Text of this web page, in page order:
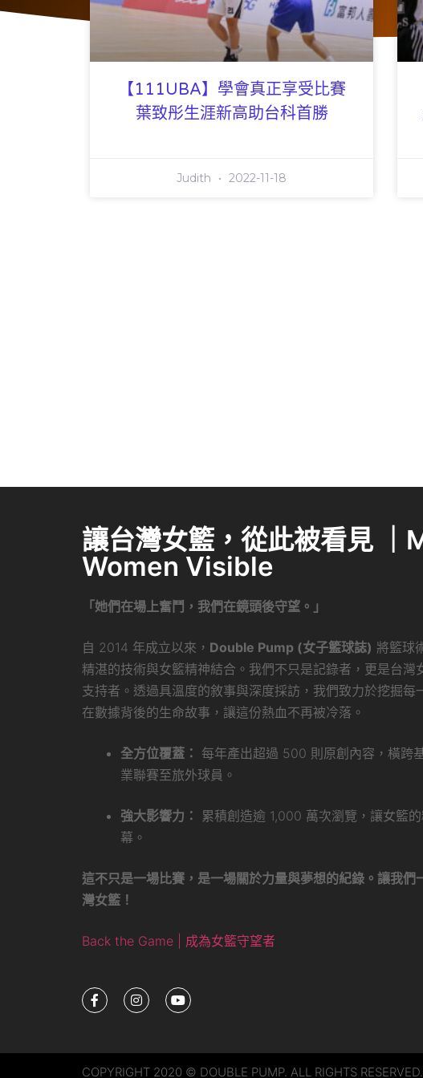
【111UBA】學會真正享受比賽
葉致彤生涯新高助台科首勝
Judith 2022-11-18
讓台灣女籃，從此被看見 ｜
Women Visible
「她們在場上奮鬥，我們在鏡頭後守望。」
自 2014 年成立以來， Double Pump (女子籃球誌) 將籃球
精湛的技術與女籃精神結合。我們不只是記錄者，更是台灣
支持者。透過具溫度的敘事與深度採訪，我們致力於挖掘每
在數據背後的生命故事，讓這份熱血不再被冷落。
全方位覆蓋： 每年產出超過 500 則原創內容，橫跨
業聯賽至旅外球員。
強大影響力：
累積創造逾 1,000 萬次瀏覽，讓女籃
幕。
這不只是一場比賽，是一場關於力量與夢想的紀錄。讓我們
灣女籃！
Back the Game | 成為女籃守望者
COPYRIGHT 2020 © DOUBLE PUMP. ALL RIGHTS RESERVED.